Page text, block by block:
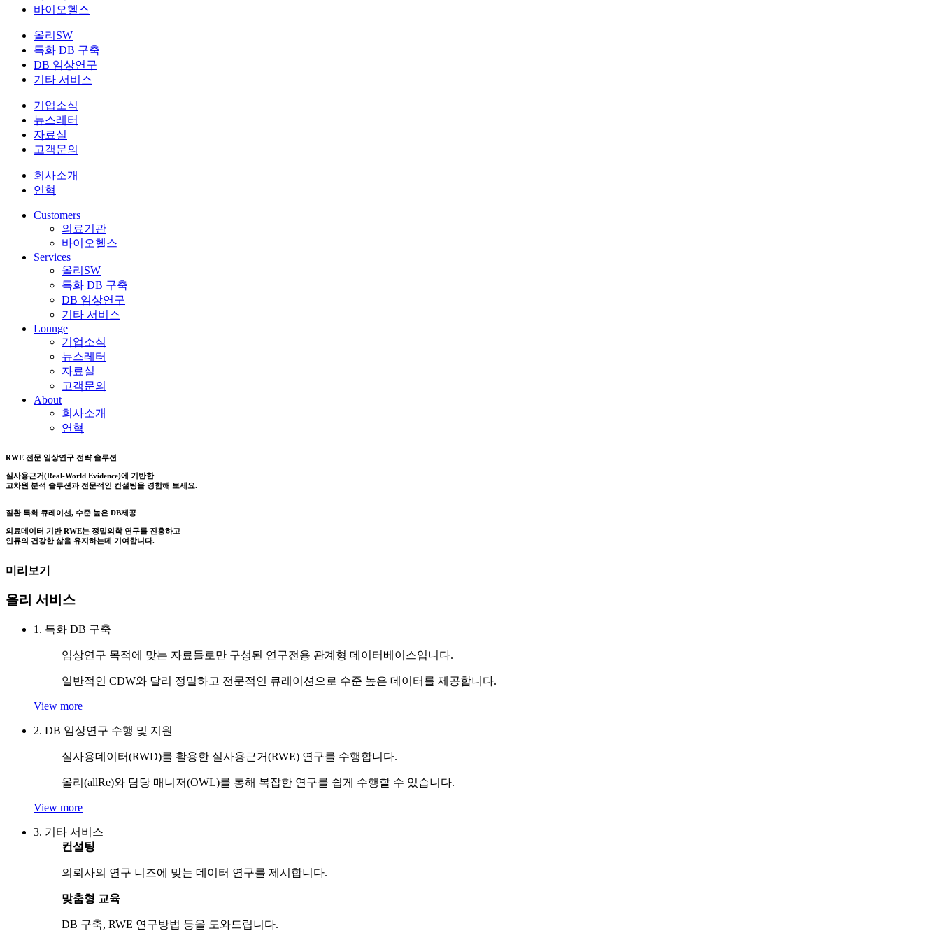
바이오헬스
올리SW
특화 DB 구축
DB 임상연구
기타 서비스
기업소식
뉴스레터
자료실
고객문의
회사소개
연혁
Customers
의료기관
바이오헬스
Services
올리SW
특화 DB 구축
DB 임상연구
기타 서비스
Lounge
기업소식
뉴스레터
자료실
고객문의
About
회사소개
연혁
RWE 전문 임상연구 전략 솔루션
실사용근거(Real-World Evidence)에 기반한
고차원 분석 솔루션과 전문적인 컨설팅을 경험해 보세요.
질환 특화 큐레이션, 수준 높은 DB제공
의료데이터 기반 RWE는 정밀의학 연구를 진흥하고
인류의 건강한 삶을 유지하는데 기여합니다.
미리보기
올리 서비스
1. 특화 DB 구축
임상연구 목적에 맞는 자료들로만 구성된 연구전용 관계형 데이터베이스입니다.
일반적인 CDW와 달리 정밀하고 전문적인 큐레이션으로 수준 높은 데이터를 제공합니다.
View more
2. DB 임상연구 수행 및 지원
실사용데이터(RWD)를 활용한 실사용근거(RWE) 연구를 수행합니다.
올리(allRe)와 담당 매니저(OWL)를 통해 복잡한 연구를 쉽게 수행할 수 있습니다.
View more
3. 기타 서비스
컨설팅
의뢰사의 연구 니즈에 맞는 데이터 연구를 제시합니다.
맞춤형 교육
DB 구축, RWE 연구방법 등을 도와드립니다.